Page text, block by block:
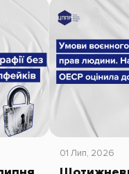
01 Лип, 2026